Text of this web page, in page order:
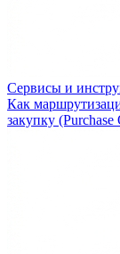
Сервисы и
Как
закупку (Purchase